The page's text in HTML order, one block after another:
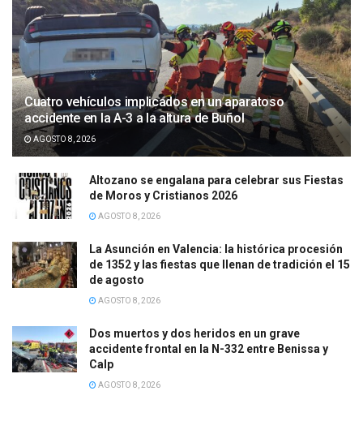
Cuatro vehículos implicados en un aparatoso
accidente en la A-3 a la altura de Buñol
AGOSTO 8, 2026
Altozano se engalana para celebrar sus Fiestas
de Moros y Cristianos 2026
AGOSTO 8, 2026
La Asunción en Valencia: la histórica procesión
de 1352 y las fiestas que llenan de tradición el 15
de agosto
AGOSTO 8, 2026
Dos muertos y dos heridos en un grave
accidente frontal en la N-332 entre Benissa y
Calp
AGOSTO 8, 2026